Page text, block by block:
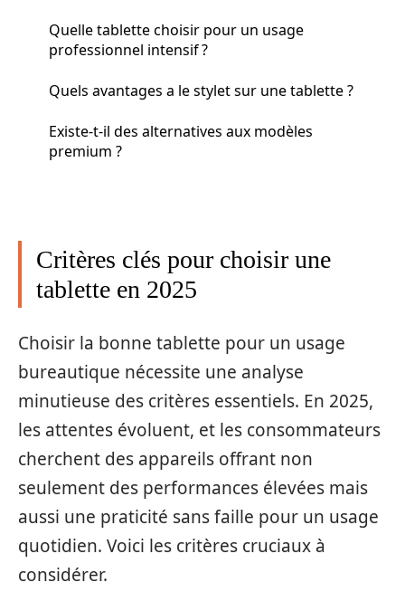
Quelle tablette choisir pour un usage
professionnel intensif ?
Quels avantages a le stylet sur une tablette ?
Existe-t-il des alternatives aux modèles
premium ?
Critères clés pour choisir une
tablette en 2025
Choisir la bonne tablette pour un usage
bureautique nécessite une analyse
minutieuse des critères essentiels. En 2025,
les attentes évoluent, et les consommateurs
cherchent des appareils offrant non
seulement des performances élevées mais
aussi une praticité sans faille pour un usage
quotidien. Voici les critères cruciaux à
considérer.